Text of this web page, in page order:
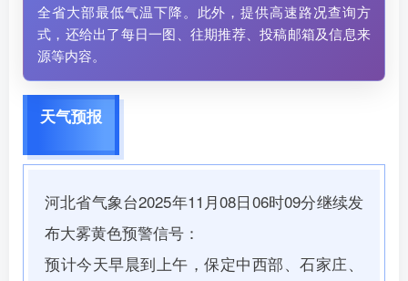
全省大部最低气温下降。此外，提供高速路况查询方
式，还给出了每日一图、往期推荐、投稿邮箱及信息来
源等内容。
天气预报
河北省气象台2025年11月08日06时09分继续发
布大雾黄色预警信号：
预计今天早晨到上午，保定中西部、石家庄、